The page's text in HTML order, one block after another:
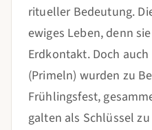
ritueller Bedeutung.
ewiges Leben, denn
Erdkontakt. Doch auch
(Primeln) wurden zu
Frühlingsfest,
galten als Schlüssel